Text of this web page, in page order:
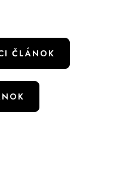
ČLÁNOK